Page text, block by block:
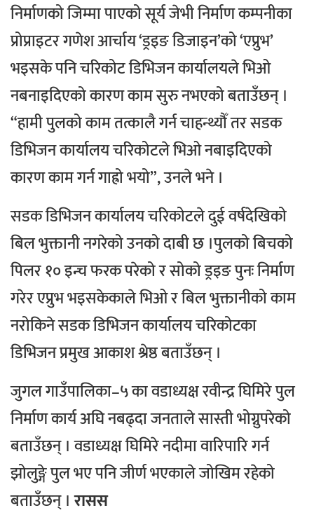
निर्माणको जिम्मा पाएको सूर्य जेभी निर्माण कम्पनीका
प्रोप्राइटर गणेश आर्चाय ‘ड्रइङ डिजाइन’को ‘एप्रुभ’
भइसके पनि चरिकोट डिभिजन कार्यालयले भिओ
नबनाइदिएको कारण काम सुरु नभएको बताउँछन् ।
“हामी पुलको काम तत्कालै गर्न चाहन्थ्यौँ तर सडक
डिभिजन कार्यालय चरिकोटले भिओ नबाइदिएको
कारण काम गर्न गाह्रो भयो”, उनले भने ।
सडक डिभिजन कार्यालय चरिकोटले दुई वर्षदेखिको
बिल भुक्तानी नगरेको उनको दाबी छ ।पुलको बिचको
पिलर १० इन्च फरक परेको र सोको ड्रइङ पुनः निर्माण
गरेर एप्रुभ भइसकेकाले भिओ र बिल भुक्तानीको काम
नरोकिने सडक डिभिजन कार्यालय चरिकोटका
डिभिजन प्रमुख आकाश श्रेष्ठ बताउँछन् ।
जुगल गाउँपालिका–५ का वडाध्यक्ष रवीन्द्र घिमिरे पुल
निर्माण कार्य अघि नबढ्दा जनताले सास्ती भोग्नुपरेको
बताउँछन् । वडाध्यक्ष घिमिरे नदीमा वारिपारि गर्न
झोलुङ्गे पुल भए पनि जीर्ण भएकाले जोखिम रहेको
बताउँछन् ।रासस